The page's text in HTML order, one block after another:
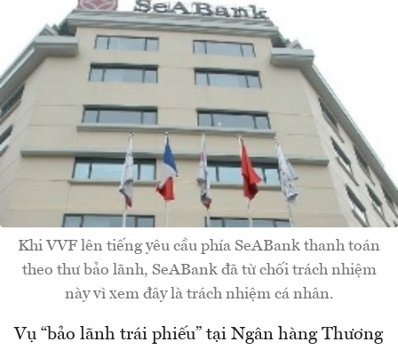
Khi VVF lên tiếng yêu cầu phía SeABank thanh toán
theo thư bảo lãnh, SeABank đã từ chối trách nhiệm
này vì xem đây là trách nhiệm cá nhân.
Vụ “bảo lãnh trái phiếu” tại Ngân hàng Thương